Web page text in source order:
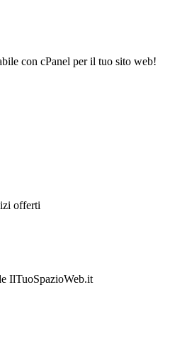
con cPanel per il tuo sito web!
offerti
IlTuoSpazioWeb.it